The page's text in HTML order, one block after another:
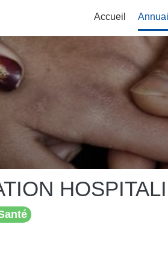
Accueil